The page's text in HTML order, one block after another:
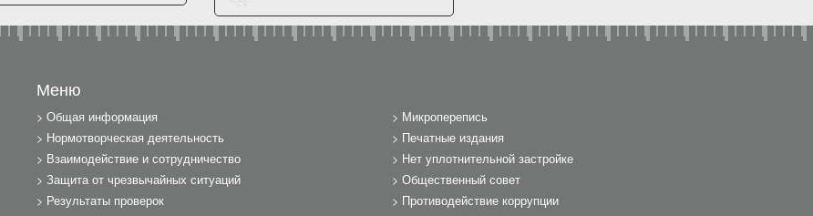
Меню
Общая информация
Нормотворческая деятельность
Взаимодействие и сотрудничество
Защита от чрезвычайных ситуаций
Результаты проверок
Микроперепись
Печатные издания
Нет уплотнительной застройке
Общественный совет
Противодействие коррупции